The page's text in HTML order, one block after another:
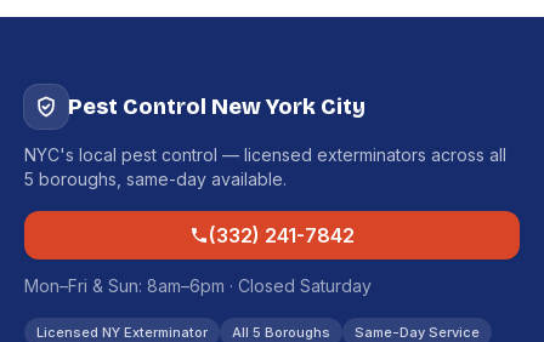
Pest Control New York City
NYC's local pest control — licensed exterminators across all
5 boroughs, same-day available.
(332) 241-7842
Mon–Fri & Sun: 8am–6pm · Closed Saturday
Licensed NY Exterminator All 5 Boroughs Same-Day Service